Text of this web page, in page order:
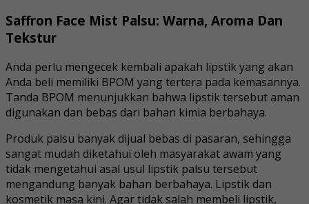
Saffron Face Mist Palsu: Warna, Aroma Dan
Tekstur
Anda perlu mengecek kembali apakah lipstik yang akan
Anda beli memiliki BPOM yang tertera pada kemasannya.
Tanda BPOM menunjukkan bahwa lipstik tersebut aman
digunakan dan bebas dari bahan kimia berbahaya.
Produk palsu banyak dijual bebas di pasaran, sehingga
sangat mudah diketahui oleh masyarakat awam yang
tidak mengetahui asal usul lipstik palsu tersebut
mengandung banyak bahan berbahaya. Lipstik dan
kosmetik masa kini. Agar tidak salah membeli lipstik,